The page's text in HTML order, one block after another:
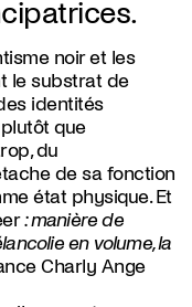
noir et les
le substrat de
identités
que
du
de sa fonction
état physique. Et
: manière de
en volume, la
Charly Ange